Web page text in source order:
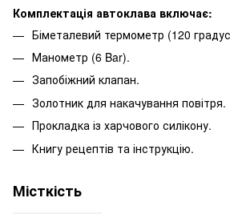
Комплектація автоклава включає:
Біметалевий термометр (120
Манометр (6 Bar).
Запобіжний клапан.
Золотник для накачування повітря.
Прокладка із харчового силікону.
Книгу рецептів та інструкцію.
Місткість